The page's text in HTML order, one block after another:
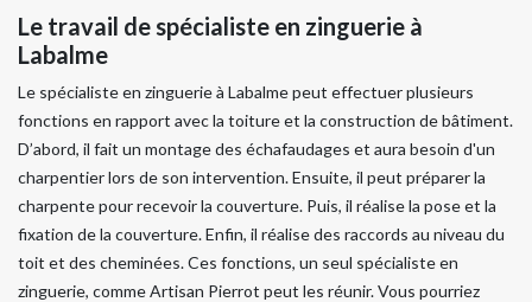
Le travail de spécialiste en zinguerie à
Labalme
Le spécialiste en zinguerie à Labalme peut effectuer plusieurs
fonctions en rapport avec la toiture et la construction de bâtiment.
D’abord, il fait un montage des échafaudages et aura besoin d'un
charpentier lors de son intervention. Ensuite, il peut préparer la
charpente pour recevoir la couverture. Puis, il réalise la pose et la
fixation de la couverture. Enfin, il réalise des raccords au niveau du
toit et des cheminées. Ces fonctions, un seul spécialiste en
zinguerie, comme Artisan Pierrot peut les réunir. Vous pourriez